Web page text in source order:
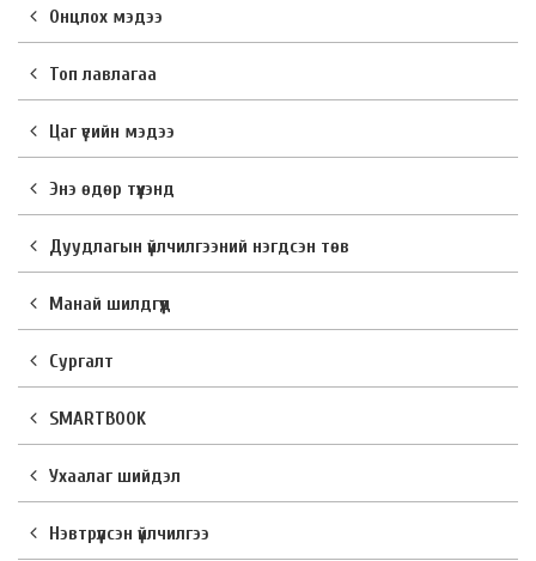
Онцлох мэдээ
Топ лавлагаа
Цаг үеийн мэдээ
Энэ өдөр түүхэнд
Дуудлагын үйлчилгээний нэгдсэн төв
Манай шилдгүүд
Сургалт
SMARTBOOK
Ухаалаг шийдэл
Нэвтрүүлсэн үйлчилгээ